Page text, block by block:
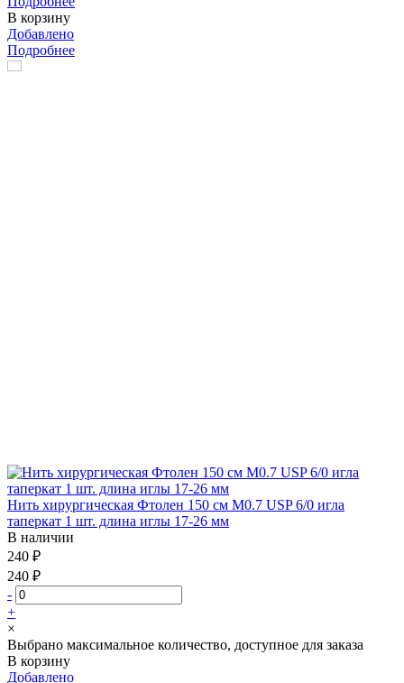
В корзину
Добавлено
Подробнее
Нить хирургическая Фтолен 150 см М0.7 USP 6/0 игла
таперкат 1 шт. длина иглы 17-26 мм
В наличии
240 ₽
240 ₽
-
+
×
Выбрано максимальное количество, доступное для заказа
В корзину
Добавлено